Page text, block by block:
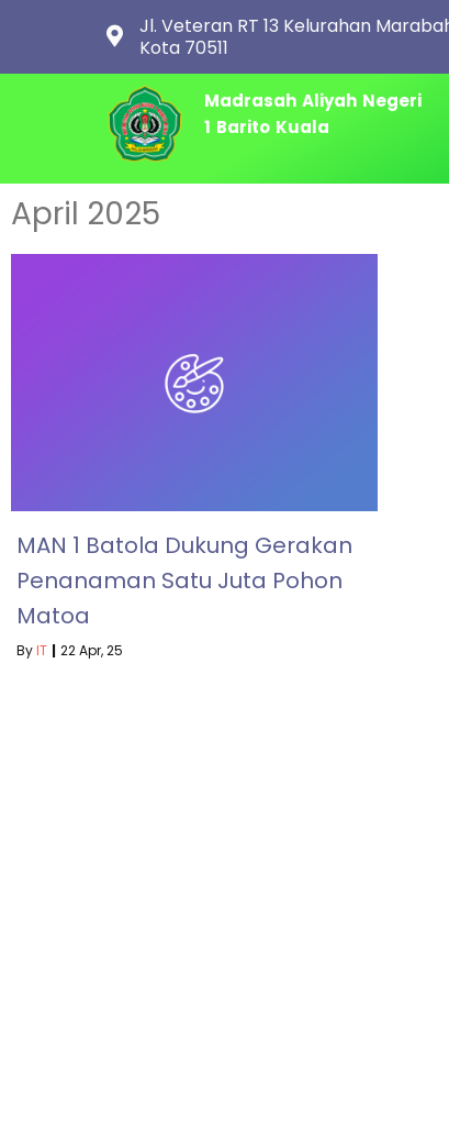
Jl. Veteran RT 13 Kelurahan
Kota 70511
Madrasah Aliyah Negeri
1 Barito Kuala
April 2025
MAN 1 Batola Dukung Gerakan
Penanaman Satu Juta Pohon
Matoa
ByIT | 22Apr, 25